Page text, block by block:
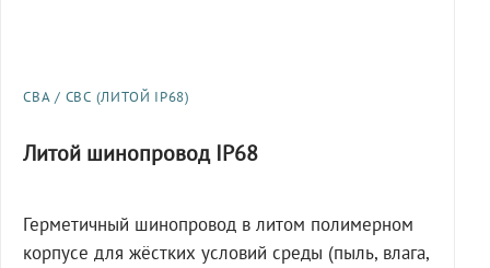
СВА / СВС (ЛИТОЙ IP68)
Литой шинопровод IP68
Герметичный шинопровод в литом полимерном
корпусе для жёстких условий среды (пыль, влага,